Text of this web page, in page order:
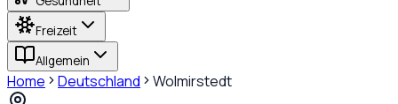
Freizeit
Allgemein
Home Deutschland Wolmirstedt